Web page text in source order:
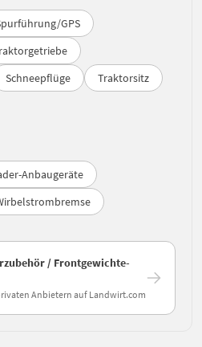
GPS
Schneepflüge
Traktorsitz
Anbaugeräte
/ Frontgewichte-
Anbietern auf Landwirt.com